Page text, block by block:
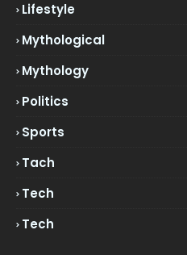
Lifestyle
Mythological
Mythology
Politics
Sports
Tach
Tech
Tech